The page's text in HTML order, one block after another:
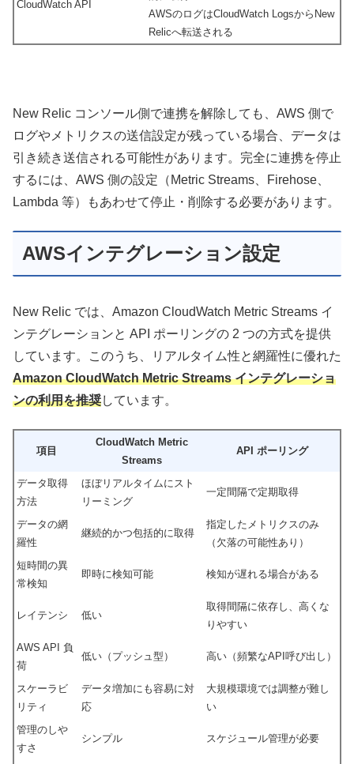
CloudWatch API
AWSのログはCloudWatch LogsからNew
Relicへ転送される
New Relic コンソール側で連携を解除しても、AWS 側で
ログやメトリクスの送信設定が残っている場合、データは
引き続き送信される可能性があります。完全に連携を停止
するには、AWS 側の設定（Metric Streams、Firehose、
Lambda 等）もあわせて停止・削除する必要があります。
AWSインテグレーション設定
New Relic では、Amazon CloudWatch Metric Streams イ
ンテグレーションと API ポーリングの 2 つの方式を提供
しています。このうち、リアルタイム性と網羅性に優れた
Amazon CloudWatch Metric Streams インテグレーショ
ンの利用を推奨しています。
項目
CloudWatch Metric
Streams
API ポーリング
データ取得
方法
ほぼリアルタイムにスト
リーミング
一定間隔で定期取得
データの網
羅性
継続的かつ包括的に取得
指定したメトリクスのみ
（欠落の可能性あり）
短時間の異
常検知
即時に検知可能 検知が遅れる場合がある
レイテンシ 低い
取得間隔に依存し、高くな
りやすい
AWS API 負
荷
低い（プッシュ型） 高い（頻繁なAPI呼び出し）
スケーラビ
リティ
データ増加にも容易に対
応
大規模環境では調整が難し
い
管理のしや
すさ
シンプル スケジュール管理が必要